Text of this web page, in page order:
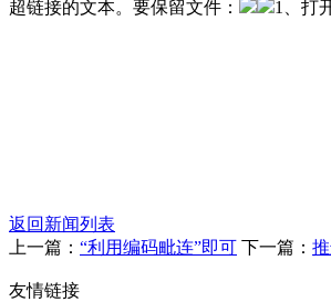
超链接的文本。要保留文件：
1、打
返回新闻列表
上一篇： “利用编码毗连”即可 下一篇：
友情链接